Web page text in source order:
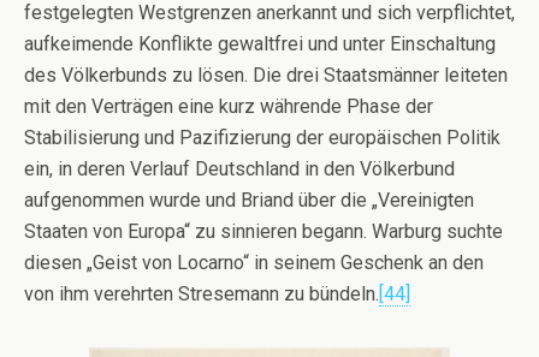
festgelegten Westgrenzen anerkannt und sich verpflichtet,
aufkeimende Konflikte gewaltfrei und unter Einschaltung
des Völkerbunds zu lösen. Die drei Staatsmänner leiteten
mit den Verträgen eine kurz währende Phase der
Stabilisierung und Pazifizierung der europäischen Politik
ein, in deren Verlauf Deutschland in den Völkerbund
aufgenommen wurde und Briand über die „Vereinigten
Staaten von Europa“ zu sinnieren begann. Warburg suchte
diesen „Geist von Locarno“ in seinem Geschenk an den
von ihm verehrten Stresemann zu bündeln. [44]